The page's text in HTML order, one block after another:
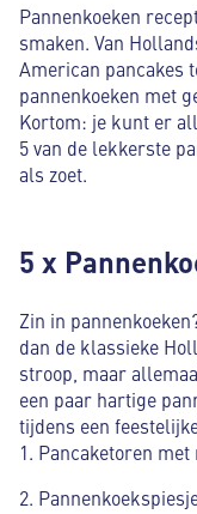
Pannenkoeken
smaken. Van
American pancakes
pannenkoeken met
Kortom: je kunt er
5 van de lekkerste
als zoet.
5 x
Zin in
dan de klassieke
stroop, maar
een paar hartige
tijdens een
Pancaketoren